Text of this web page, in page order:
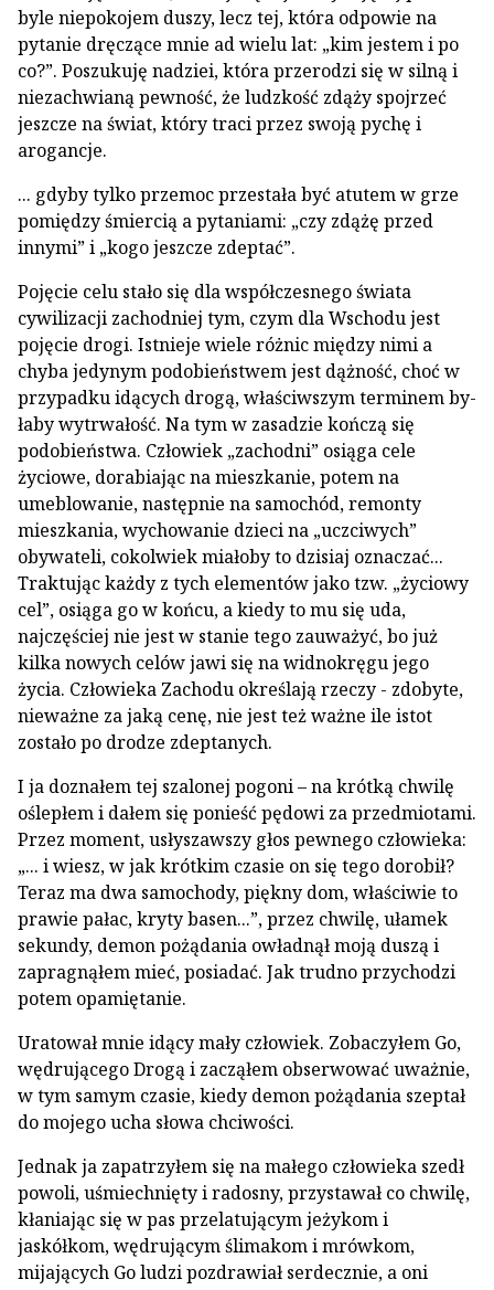
byle niepokojem duszy, lecz tej, która odpowie na
pytanie dręczące mnie ad wielu lat: „kim jestem i po
co?”. Poszukuję nadziei, która przerodzi się w silną i
nieza­chwianą pewność, że ludzkość zdąży spoj­rzeć
jeszcze na świat, który traci przez swoją pychę i
arogancje.
... gdyby tylko przemoc przestała być atutem w grze
pomiędzy śmiercią a pytaniami: „czy zdążę przed
innymi” i „kogo jeszcze zdeptać”.
Pojęcie celu stało się dla współczesnego świata
cywilizacji zachodniej tym, czym dla Wschodu jest
pojęcie drogi. Istnieje wiele różnic między nimi a
chyba jedynym podo­bieństwem jest dążność, choć w
przypadku idących drogą, właściwszym terminem by­
łaby wytrwałość. Na tym w zasadzie kończą się
podobieństwa. Człowiek „zachodni” osiąga cele
życiowe, dorabiając na mieszkanie, potem na
umeblowanie, następnie na samo­chód, remonty
mieszkania, wychowanie dzie­ci na „uczciwych”
obywateli, cokolwiek miałoby to dzisiaj oznaczać...
Traktując każdy z tych ele­mentów jako tzw. „życiowy
cel”, osiąga go w końcu, a kiedy to mu się uda,
najczęściej nie jest w stanie tego zauważyć, bo już
kilka nowych celów jawi się na widnokręgu jego
życia. Czło­wieka Zachodu określają rzeczy - zdobyte,
nie­ważne za jaką cenę, nie jest też ważne ile istot
zostało po drodze zdeptanych.
I ja doznałem tej szalonej pogoni – na krótką chwilę
oślepłem i dałem się ponieść pędowi za przedmiotami.
Przez moment, usłyszawszy głos pewnego człowieka:
„... i wiesz, w jak krótkim czasie on się tego dorobił?
Teraz ma dwa sa­mochody, piękny dom, właściwie to
prawie pałac, kryty basen...”, przez chwilę, ułamek
sekundy, demon pożądania owładnął moją du­szą i
zapragnąłem mieć, posiadać. Jak trudno przychodzi
potem opamiętanie.
Uratował mnie idący mały człowiek. Zo­baczyłem Go,
wędrującego Drogą i zaczą­łem obserwować uważnie,
w tym samym czasie, kiedy demon pożądania szeptał
do mojego ucha słowa chciwości.
Jednak ja zapatrzyłem się na małego czło­wieka szedł
powoli, uśmiechnięty i rado­sny, przystawał co chwilę,
kłaniając się w pas przelatującym jeżykom i
jaskółkom, wędru­jącym ślimakom i mrówkom,
mijających Go ludzi pozdrawiał serdecznie, a oni